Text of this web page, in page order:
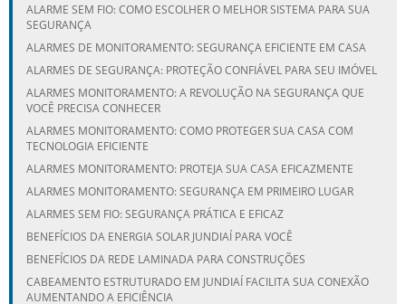
ALARME SEM FIO: COMO ESCOLHER O MELHOR SISTEMA PARA SUA
SEGURANÇA
ALARMES DE MONITORAMENTO: SEGURANÇA EFICIENTE EM CASA
ALARMES DE SEGURANÇA: PROTEÇÃO CONFIÁVEL PARA SEU IMÓVEL
ALARMES MONITORAMENTO: A REVOLUÇÃO NA SEGURANÇA QUE
VOCÊ PRECISA CONHECER
ALARMES MONITORAMENTO: COMO PROTEGER SUA CASA COM
TECNOLOGIA EFICIENTE
ALARMES MONITORAMENTO: PROTEJA SUA CASA EFICAZMENTE
ALARMES MONITORAMENTO: SEGURANÇA EM PRIMEIRO LUGAR
ALARMES SEM FIO: SEGURANÇA PRÁTICA E EFICAZ
BENEFÍCIOS DA ENERGIA SOLAR JUNDIAÍ PARA VOCÊ
BENEFÍCIOS DA REDE LAMINADA PARA CONSTRUÇÕES
CABEAMENTO ESTRUTURADO EM JUNDIAÍ FACILITA SUA CONEXÃO
AUMENTANDO A EFICIÊNCIA